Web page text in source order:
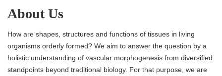
About Us
How are shapes, structures and functions of tissues in living
organisms orderly formed? We aim to answer the question by a
holistic understanding of vascular morphogenesis from diversified
standpoints beyond traditional biology. For that purpose, we are